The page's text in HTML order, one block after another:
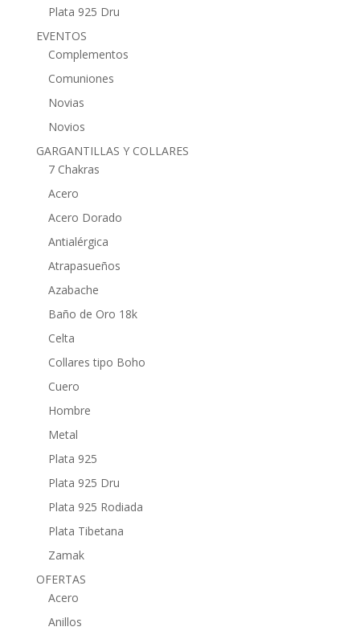
Plata 925 Dru
EVENTOS
Complementos
Comuniones
Novias
Novios
GARGANTILLAS Y COLLARES
7 Chakras
Acero
Acero Dorado
Antialérgica
Atrapasueños
Azabache
Baño de Oro 18k
Celta
Collares tipo Boho
Cuero
Hombre
Metal
Plata 925
Plata 925 Dru
Plata 925 Rodiada
Plata Tibetana
Zamak
OFERTAS
Acero
Anillos